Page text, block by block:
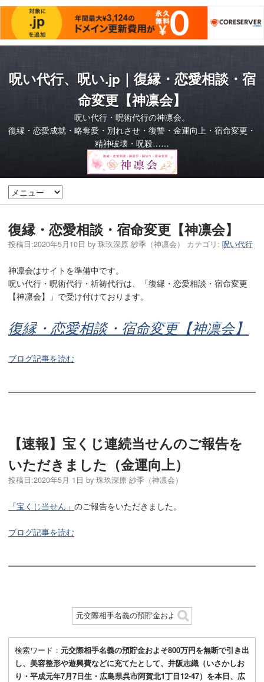
呪い代行、呪い.jp｜復縁・恋愛相談・宿
命変更【神凛会】
呪い代行・呪術代行の神凛会。
復縁・恋愛成就・略奪愛・別れさせ・復讐・金運向上・宿命変更・
精神破壊・呪殺……
復縁・恋愛相談・宿命変更【神凛会】
投稿日:2020年5月10日 by 珠玖深原 紗季（神凛会） カテゴリ: 呪い代行
神凛会はサイトを準備中です。
呪い代行・呪術代行・祈祷代行は、「復縁・恋愛相談・宿命変更
【神凛会】」で受け付けております。
復縁・恋愛相談・宿命変更【神凛会】
ブログ記事を読む
【速報】宝くじ連続当せんのご報告を
いただきました（金運向上）
投稿日:2020年5月 1日 by 珠玖深原 紗季（神凛会）
「宝くじ当せん」 のご報告をいただきました。
ブログ記事を読む
検索ワード： 元交際相手名義の預貯金およそ800万円を無断で引き出
し、美容整形や遊興費などに充てたとして、井阪志織（いさかしお
り・平成元年7月7日生・広島県呉市阿賀北1丁目12-47）を本日、広